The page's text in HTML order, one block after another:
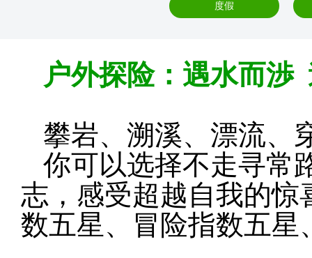
度假
户外探险：遇水而
攀岩、溯溪、漂流、
你可以选择不走寻常
志，感受超越自我的惊
数五星、冒险指数五星